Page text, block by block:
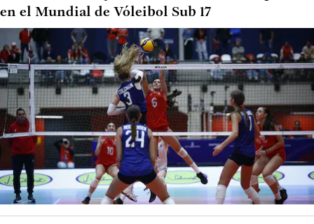
en el Mundial de Vóleibol Sub 17